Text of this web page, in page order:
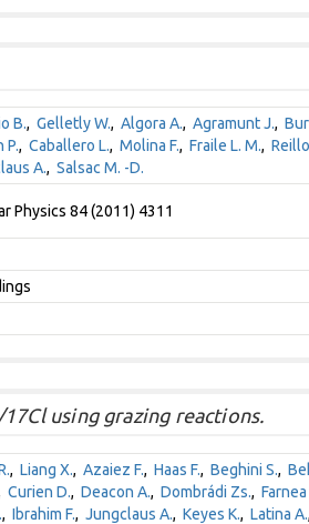
B., Gelletly W., Algora A., Agramunt J.,
P., Caballero L., Molina F., Fraile L. M.,
A., Salsac M. -D.
Physics 84 (2011) 4311
using grazing reactions.
, Liang X., Azaiez F., Haas F., Beghini S.,
Curien D., Deacon A., Dombrádi Zs., Farnea
, Ibrahim F., Jungclaus A., Keyes K., Latina A.,